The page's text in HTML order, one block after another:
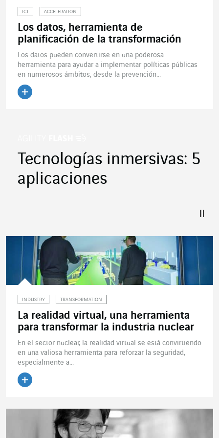
ICT ACCELERATION
Los datos, herramienta de
planificación de la transformación
Los datos pueden convertirse en una poderosa
herramienta para ayudar a implementar políticas públicas
en numerosos ámbitos, desde la prevención...
Tecnologías inmersivas: 5
aplicaciones
INDUSTRY TRANSFORMATION
La realidad virtual, una herramienta
para transformar la industria nuclear
En el sector nuclear, la realidad virtual se está convirtiendo
en una valiosa herramienta para reforzar la seguridad,
especialmente a...